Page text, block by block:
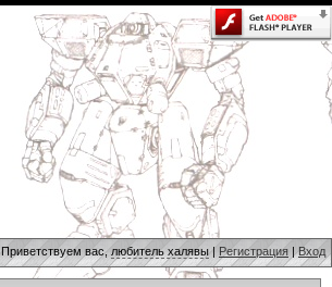
Приветствуем вас, любитель халявы | Регистрация |Вход